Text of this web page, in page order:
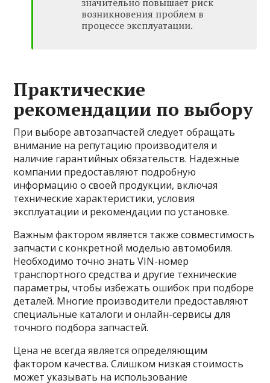
возникновения проблем в
процессе эксплуатации.
Практические
рекомендации по выбору
При выборе автозапчастей следует обращать
внимание на репутацию производителя и
наличие гарантийных обязательств. Надежные
компании предоставляют подробную
информацию о своей продукции, включая
технические характеристики, условия
эксплуатации и рекомендации по установке.
Важным фактором является также совместимость
запчасти с конкретной моделью автомобиля.
Необходимо точно знать VIN-номер
транспортного средства и другие технические
параметры, чтобы избежать ошибок при подборе
деталей. Многие производители предоставляют
специальные каталоги и онлайн-сервисы для
точного подбора запчастей.
Цена не всегда является определяющим
фактором качества. Слишком низкая стоимость
может указывать на использование